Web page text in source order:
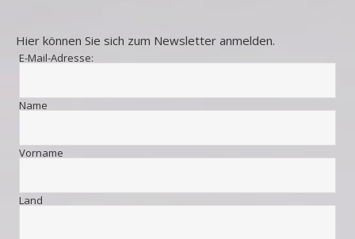
Hier können Sie sich zum Newsletter anmelden.
E-Mail-Adresse:
Name
Vorname
Land